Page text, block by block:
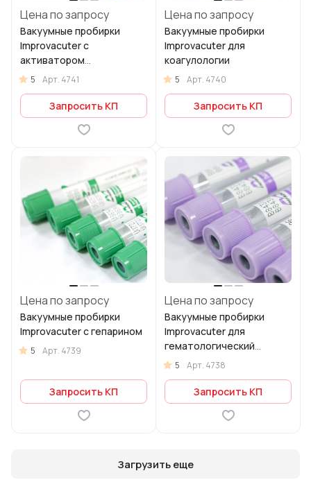
Цена по запросу
Вакуумные пробирки
Improvacuter с
активатором
свертывания и гелем
5 Арт. 4741
Запросить КП
Цена по запросу
Вакуумные пробирки
Improvacuter для
коагулологии
5 Арт. 4740
Запросить КП
Цена по запросу
Вакуумные пробирки
Improvacuter с гепарином
5 Арт. 4739
Запросить КП
Цена по запросу
Вакуумные пробирки
Improvacuter для
гематологический
исследований с К3 ЭДТА
5 Арт. 4738
Запросить КП
Загрузить еще